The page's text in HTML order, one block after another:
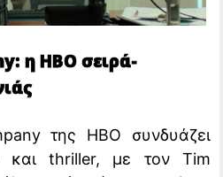
η HBO σειρά-
της HBO συνδυάζει
και thriller, με τον Tim